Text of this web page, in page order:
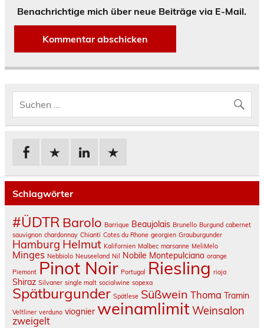
Benachrichtige mich über neue Beiträge via E-Mail.
Schlagwörter
#ÜDTR Barolo Barrique Beaujolais Brunello Burgund cabernet
sauvignon chardonnay Chianti Cotes du Rhone georgien Grauburgunder
Hamburg Helmut Kalifornien Malbec marsanne MeliMelo
Minges Nebbiolo Neuseeland Nil Nobile Montepulciano orange
Piemont Pinot Noir Portugal Riesling rioja
Shiraz Silvaner single malt socialwine sopexa
Spätburgunder Spätlese Süßwein Thoma Tramin
Veltliner verduno viognier weinamlimit Weinsalon
zweigelt